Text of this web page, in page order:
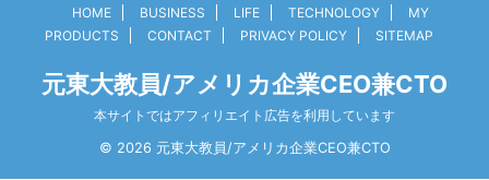
HOME BUSINESS LIFE TECHNOLOGY
MY
PRODUCTS
CONTACT PRIVACY POLICY SITEMAP
元東大教員/アメリカ企業CEO兼CTO
本サイトではアフィリエイト広告を利用しています
© 2026 元東大教員/アメリカ企業CEO兼CTO